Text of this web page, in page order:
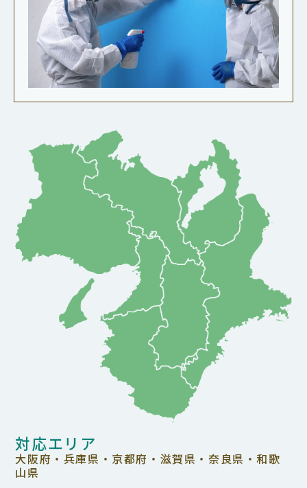
対応エリア
大阪府・兵庫県・京都府・滋賀県・奈良県・和歌
山県